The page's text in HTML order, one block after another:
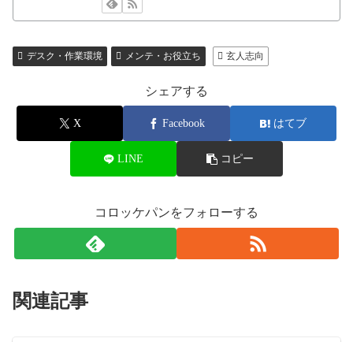
デスク・作業環境 メンテ・お役立ち 玄人志向
シェアする
X Facebook はてブ
LINE コピー
コロッケパンをフォローする
関連記事